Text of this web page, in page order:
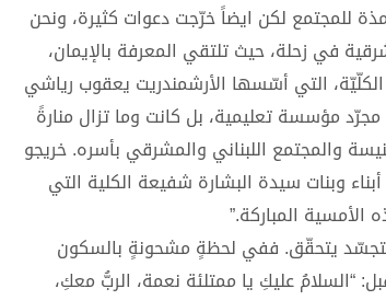
للمجتمع لكن ايضاً خرّجت دعوات كثيرة، ونحن
في زحلة، حيث تلتقي المعرفة بالإيمان،
التي أسّسها الأرشمندريت يعقوب رياشي
يوسف كفوري الراهب الشويري عام 1898، لم تكن مجرّد مؤسسة تعليمية، بل كانت وما تزال منارةً
والمجتمع اللبناني والمشرقي بأسره. خريجو
وبنات سيدة البشارة شفيعة الكلية التي
الأمسية المباركة.”
يتحقّق. ففي لحظةٍ مشحونةٍ بالسكون
“السلامُ عليكِ يا ممتلئة نعمة، الربُّ معكِ،